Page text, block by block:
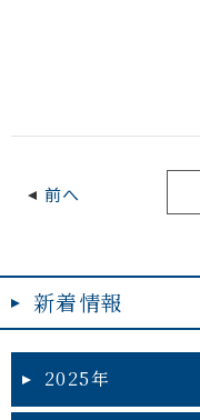
前へ
新着情報
2025年